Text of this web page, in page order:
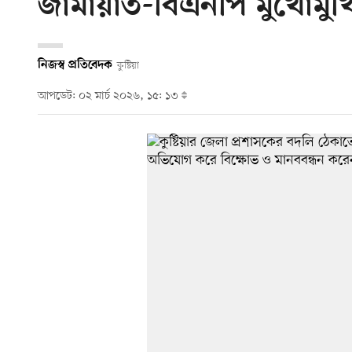
জামায়াত-বিএনপি
নিজস্ব প্রতিবেদক কুষ্টিয়া
আপডেট: ০২ মার্চ ২০২৬, ১৫: ১৩